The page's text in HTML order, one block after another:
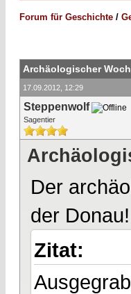
Forum für Geschichte /
Archäologischer
17.09.2012, 12:29
Steppenwolf
Sagentier
Der
der Donau!
Zitat: